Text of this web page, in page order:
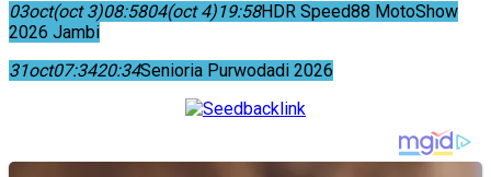
03oct(oct 3)08:5804(oct 4)19:58HDR Speed88 MotoShow
2026 Jambi
31oct07:3420:34Senioria Purwodadi 2026